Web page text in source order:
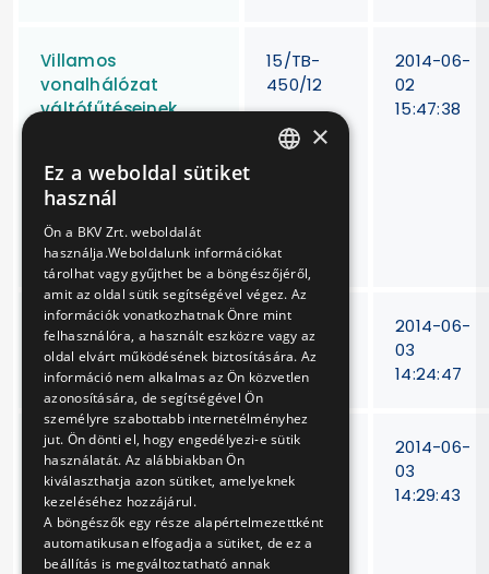
Villamos
vonalhálózat
váltófűtéseinek
fogaskerekű
vonalán váltófűtési
és világítási
szekrények cseréje
15/TB-
450/12
2014-06-
02
15:47:38
Kardántengelyek
felújítása, javítása
15/T-
421/12
2014-06-
03
14:24:47
Dízel
befecskendező
szivattyúk és
tápszivattyúk
felújítása
15/T-
336/12
2014-06-
03
14:29:43
×
Ez a weboldal sütiket
használ
Ön a BKV Zrt. weboldalát
használja.Weboldalunk információkat
tárolhat vagy gyűjthet be a böngészőjéről,
amit az oldal sütik segítségével végez. Az
információk vonatkozhatnak Önre mint
felhasználóra, a használt eszközre vagy az
oldal elvárt működésének biztosítására. Az
információ nem alkalmas az Ön közvetlen
azonosítására, de segítségével Ön
személyre szabottabb internetélményhez
jut. Ön dönti el, hogy engedélyezi-e sütik
használatát. Az alábbiakban Ön
kiválaszthatja azon sütiket, amelyeknek
kezeléséhez hozzájárul.
A böngészők egy része alapértelmezettként
automatikusan elfogadja a sütiket, de ez a
beállítás is megváltoztatható annak